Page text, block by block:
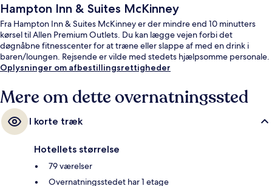
Hampton Inn & Suites McKinney
Fra Hampton Inn & Suites McKinney er der mindre end 10 minutters
kørsel til Allen Premium Outlets. Du kan lægge vejen forbi det
døgnåbne fitnesscenter for at træne eller slappe af med en drink i
baren/loungen. Rejsende er vilde med stedets hjælpsomme personale.
Oplysninger om afbestillingsrettigheder
Mere om dette overnatningssted
I korte træk
Hotellets størrelse
79 værelser
Overnatningsstedet har 1 etage